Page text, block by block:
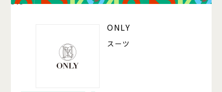
318
ONLY
スーツ